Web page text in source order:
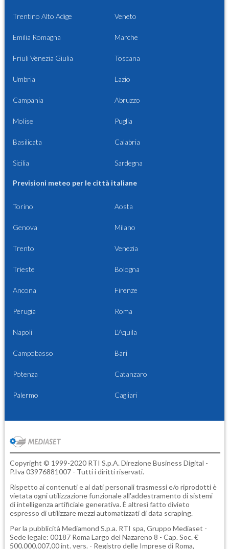
Trentino Alto Adige Veneto
Emilia Romagna Marche
Friuli Venezia Giulia Toscana
Umbria Lazio
Campania Abruzzo
Molise Puglia
Basilicata Calabria
Sicilia Sardegna
Previsioni meteo per le città italiane
Torino Aosta
Genova Milano
Trento Venezia
Trieste Bologna
Ancona Firenze
Perugia Roma
Napoli L'Aquila
Campobasso Bari
Potenza Catanzaro
Palermo Cagliari
Copyright © 1999-2020 RTI S.p.A. Direzione Business Digital -
P.Iva 03976881007 - Tutti i diritti riservati.
Rispetto ai contenuti e ai dati personali trasmessi e/o riprodotti è
vietata ogni utilizzazione funzionale all'addestramento di sistemi
di intelligenza artificiale generativa. È altresì fatto divieto
espresso di utilizzare mezzi automatizzati di data scraping.
Per la pubblicità Mediamond S.p.a. RTI spa, Gruppo Mediaset -
Sede legale: 00187 Roma Largo del Nazareno 8 - Cap. Soc. €
500.000.007,00 int. vers. - Registro delle Imprese di Roma,